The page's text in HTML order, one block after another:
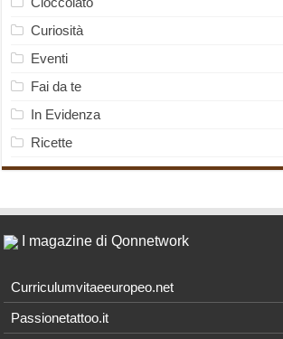
Curiosità
Eventi
Fai da te
In Evidenza
Ricette
I magazine di Qonnetwork
Curriculumvitaeeuropeo.net
Passionetattoo.it